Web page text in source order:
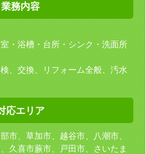
業務内容
・浴槽・台所・シンク・洗面所
、交換、リフォーム全般、汚水
応エリア
市、草加市、越谷市、八潮市、
久喜市蕨市、戸田市、さいたま